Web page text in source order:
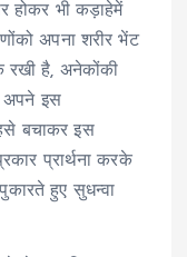
होकर भी कड़ाहेमें
अपना शरीर भेंट
रखी है, अनेकोंकी
अपने इस
बचाकर इस
प्रार्थना करके
पुकारते हुए सुधन्वा